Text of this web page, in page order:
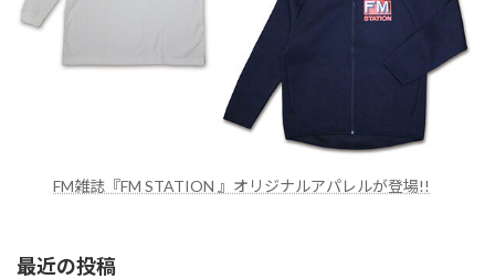
FM雑誌『FM STATION 』オリジナルアパレルが登場!!
最近の投稿